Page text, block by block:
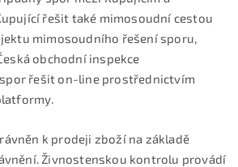
řešit také mimosoudní cestou
mimosoudního řešení sporu,
obchodní inspekce
řešit on-line prostřednictvím
k prodeji zboží na základě
Živnostenskou kontrolu provádí